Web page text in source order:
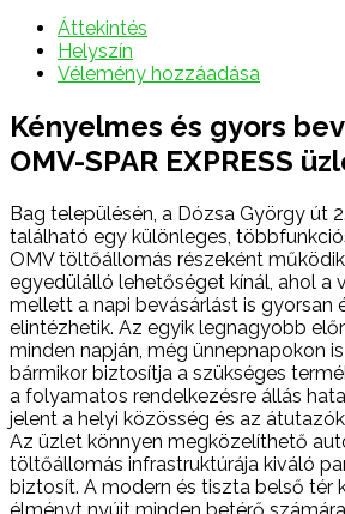
Áttekintés
Helyszín
Vélemény hozzáadása
Kényelmes és gyors
OMV-SPAR EXPRESS
Bag településén, a Dózsa György út
található egy különleges,
OMV töltőállomás részeként
egyedülálló lehetőséget kínál, ahol a
mellett a napi bevásárlást is gyorsan
elintézhetik. Az egyik legnagyobb
minden napján, még ünnepnapokon
bármikor biztosítja a szükséges
a folyamatos rendelkezésre állás
jelent a helyi közösség és az
Az üzlet könnyen megközelíthető
töltőállomás infrastruktúrája kiváló
biztosít. A modern és tiszta belső tér